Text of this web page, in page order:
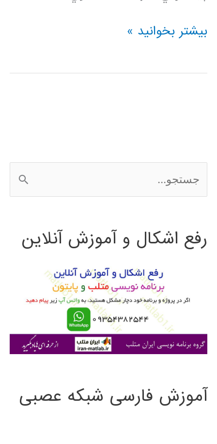
فیلم
مبانی
بیشتر بخوانید »
س
ج
ی
رفع اشکال و آموزش آنلاین
آموزش فارسی شبکه عصبی